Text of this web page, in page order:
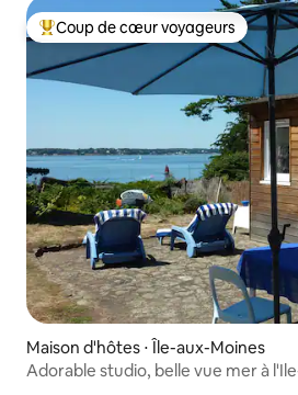
Coups de cœur voyageurs les plus
Coup de cœur voyageurs
Maison d'hôtes ⋅ Île-aux-Moines
Adorable studio, belle vue mer à